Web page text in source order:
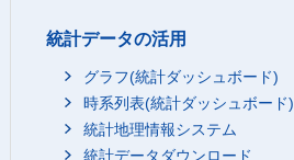
統計データの活用
グラフ(統計ダッシュボード)
時系列表(統計ダッシュボード)
統計地理情報システム
統計データダウンロード